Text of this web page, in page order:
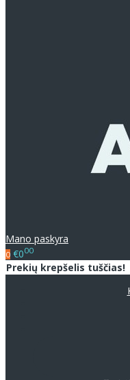
Mano paskyra
0 €000
Prekių krepšelis tuščias!